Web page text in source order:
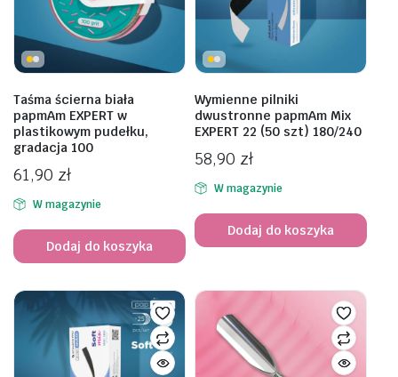
Taśma ścierna biała
papmAm EXPERT w
plastikowym pudełku,
gradacja 100
61,90 zł
W magazynie
Dodaj do koszyka
Wymienne pilniki
dwustronne papmAm Mix
EXPERT 22 (50 szt) 180/240
58,90 zł
W magazynie
Dodaj do koszyka